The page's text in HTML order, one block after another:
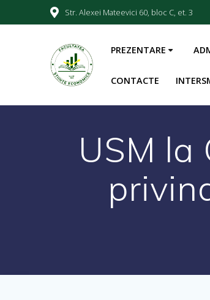
Str. Alexei Mateevici 60, bloc C, et. 3
PREZENTARE
CONTACTE
USM la